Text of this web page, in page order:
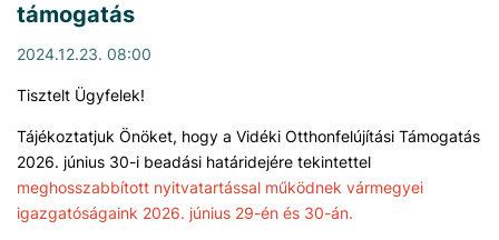
támogatás
2024.12.23. 08:00
Tisztelt Ügyfelek!
Tájékoztatjuk Önöket, hogy a Vidéki Otthonfelújítási Támogatás
2026. június 30-i beadási határidejére tekintettel
meghosszabbított nyitvatartással működnek vármegyei
igazgatóságaink 2026. június 29-én és 30-án.